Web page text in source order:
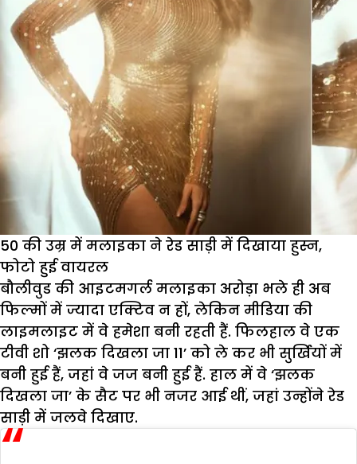
50 की उम्र में मलाइका ने रेड साड़ी में दिखाया हुस्न,
फोटो हुई वायरल
बौलीवुड की आइटमगर्ल मलाइका अरोड़ा भले ही अब
फिल्मों में ज्यादा एक्टिव न हों, लेकिन मीडिया की
लाइमलाइट में वे हमेशा बनी रहती हैं. फिलहाल वे एक
टीवी शो ‘झलक दिखला जा 11’ को ले कर भी सुर्खियों में
बनी हुई हैं, जहां वे जज बनी हुई हैं. हाल में वे ‘झलक
दिखला जा’ के सैट पर भी नजर आई थीं, जहां उन्होंने रेड
साड़ी में जलवे दिखाए.